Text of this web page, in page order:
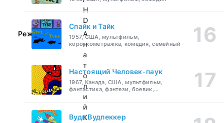
H
D
Режиссер:
А
н
а
т
о
л
и
й
К
Спайк и Тайк
1957, США, мультфильм,
короткометражка, комедия, семейный
Настоящий Человек-паук
1967, Канада, США, мультфильм,
фантастика, фэнтези, боевик,
приключения, семейный
Вуди Вудпеккер